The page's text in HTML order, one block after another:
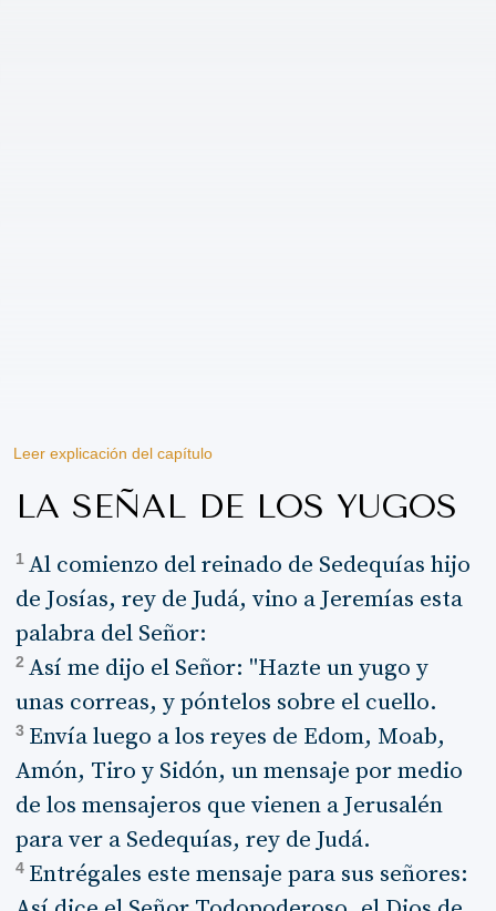
Leer explicación del capítulo
LA SEÑAL DE LOS YUGOS
1 Al comienzo del reinado de Sedequías hijo
de Josías, rey de Judá, vino a Jeremías esta
palabra del Señor:
2 Así me dijo el Señor: "Hazte un yugo y
unas correas, y póntelos sobre el cuello.
3 Envía luego a los reyes de Edom, Moab,
Amón, Tiro y Sidón, un mensaje por medio
de los mensajeros que vienen a Jerusalén
para ver a Sedequías, rey de Judá.
4 Entrégales este mensaje para sus señores: